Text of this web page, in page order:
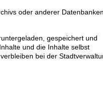
oder anderer Datenbanken
gespeichert und
und die Inhalte selbst
bei der